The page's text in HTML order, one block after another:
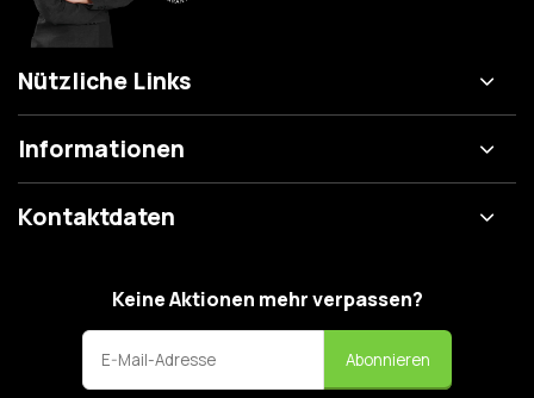
Nützliche Links
Informationen
Kontaktdaten
Keine Aktionen mehr verpassen?
Abonnieren